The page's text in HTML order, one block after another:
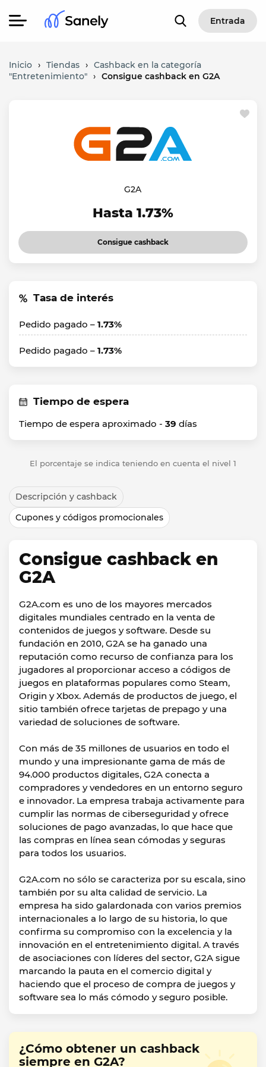
Entrada
Inicio › Tiendas › Cashback en la categoría
"Entretenimiento" › Consigue cashback en G2A
G2A
Hasta 1.73%
Consigue cashback
Tasa de interés
Pedido pagado – 1.73%
Pedido pagado – 1.73%
Tiempo de espera
Tiempo de espera aproximado - 39 días
El porcentaje se indica teniendo en cuenta el nivel 1
Descripción y cashback
Cupones y códigos promocionales
Consigue cashback en
G2A
G2A.com es uno de los mayores mercados
digitales mundiales centrado en la venta de
contenidos de juegos y software. Desde su
fundación en 2010, G2A se ha ganado una
reputación como recurso de confianza para los
jugadores al proporcionar acceso a códigos de
juegos en plataformas populares como Steam,
Origin y Xbox. Además de productos de juego, el
sitio también ofrece tarjetas de prepago y una
variedad de soluciones de software.
Con más de 35 millones de usuarios en todo el
mundo y una impresionante gama de más de
94.000 productos digitales, G2A conecta a
compradores y vendedores en un entorno seguro
e innovador. La empresa trabaja activamente para
cumplir las normas de ciberseguridad y ofrece
soluciones de pago avanzadas, lo que hace que
las compras en línea sean cómodas y seguras
para todos los usuarios.
G2A.com no sólo se caracteriza por su escala, sino
también por su alta calidad de servicio. La
empresa ha sido galardonada con varios premios
internacionales a lo largo de su historia, lo que
confirma su compromiso con la excelencia y la
innovación en el entretenimiento digital. A través
de asociaciones con líderes del sector, G2A sigue
marcando la pauta en el comercio digital y
haciendo que el proceso de compra de juegos y
software sea lo más cómodo y seguro posible.
¿Cómo obtener un cashback
siempre en G2A?